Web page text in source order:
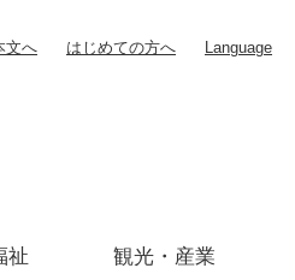
文へ はじめての方へ Language
祉 観光・産業